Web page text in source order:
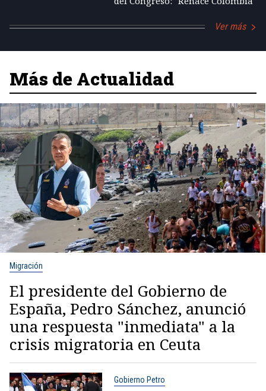
Ver más
Más de Actualidad
Migración
El presidente del Gobierno de
España, Pedro Sánchez, anunció
una respuesta "inmediata" a la
crisis migratoria en Ceuta
Gobierno Petro